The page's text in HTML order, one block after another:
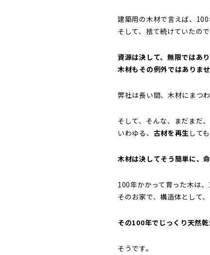
建築用の木材で言えば、
そして、捨て続けていたので
資源は決して、無限ではあり
木材もその例外ではありませ
弊社は長い間、木材にまつ
そして、そんな、まだまだ
いわゆる、 古材を再生 して
木材は決してそう簡単に、
100年かかって育った木は、
そのお家で、構造体として
その100年でじっくり天然
そうです。